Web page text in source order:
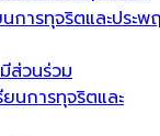
การทุจริตและประพ
ส่วนร่วม
นการทุจริตและ